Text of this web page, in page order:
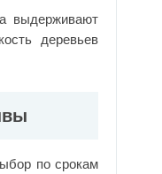
выдерживают
деревьев
по срокам